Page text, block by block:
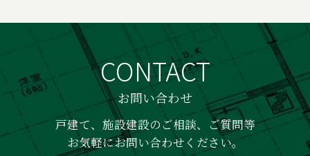
CONTACT
お問い合わせ
戸建て、施設建設のご相談、ご質問等
お気軽にお問い合わせください。